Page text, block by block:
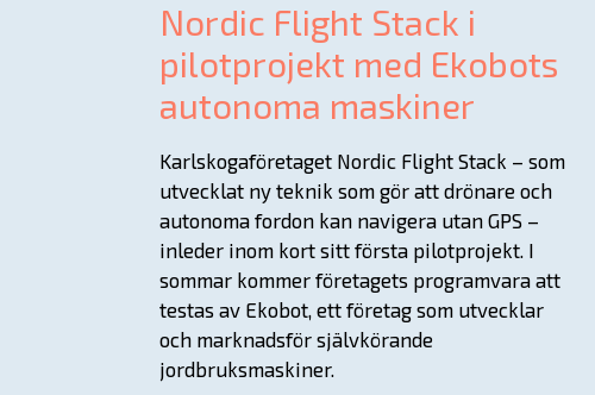
Nordic Flight Stack i
pilotprojekt med Ekobots
autonoma maskiner
Karlskogaföretaget Nordic Flight Stack – som
utvecklat ny teknik som gör att drönare och
autonoma fordon kan navigera utan GPS –
inleder inom kort sitt första pilotprojekt. I
sommar kommer företagets programvara att
testas av Ekobot, ett företag som utvecklar
och marknadsför självkörande
jordbruksmaskiner.